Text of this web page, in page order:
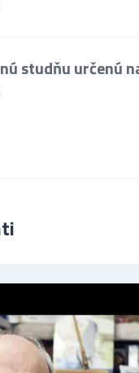
studňu určenú